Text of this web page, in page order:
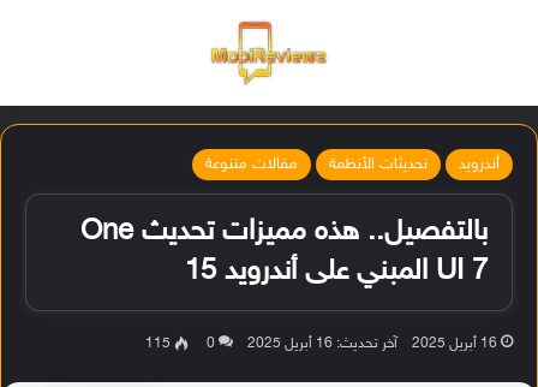
أندرويد تحديثات الأنظمة مقالات متنوعة
بالتفصيل.. هذه مميزات تحديث One
UI 7 المبني على أندرويد 15
16 أبريل 2025 آخر تحديث: 16 أبريل 2025 0
115